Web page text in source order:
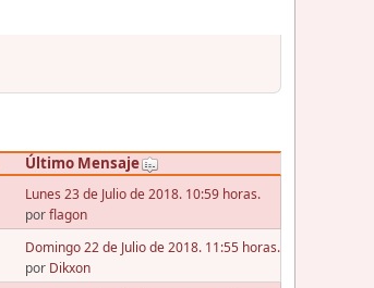
Último Mensaje
Lunes 23 de Julio de 2018. 10:59 horas.
porflagon
Domingo 22 de Julio de 2018. 11:55 horas.
por Dikxon